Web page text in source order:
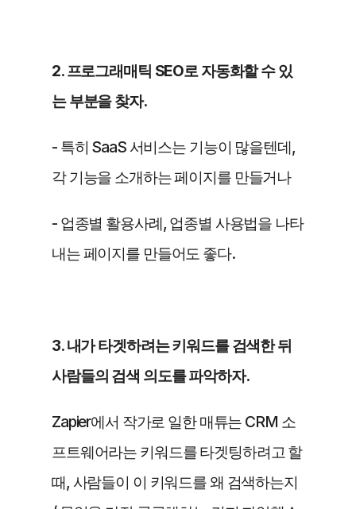
2. 프로그래매틱 SEO로 자동화할 수 있
는 부분을 찾자.
- 특히 SaaS 서비스는 기능이 많을텐데,
각 기능을 소개하는 페이지를 만들거나
- 업종별 활용사례, 업종별 사용법을 나타
내는 페이지를 만들어도 좋다.
3. 내가 타겟하려는 키워드를 검색한 뒤
사람들의 검색 의도를 파악하자.
Zapier에서 작가로 일한 매튜는 CRM 소
프트웨어라는 키워드를 타겟팅하려고 할
때, 사람들이 이 키워드를 왜 검색하는지